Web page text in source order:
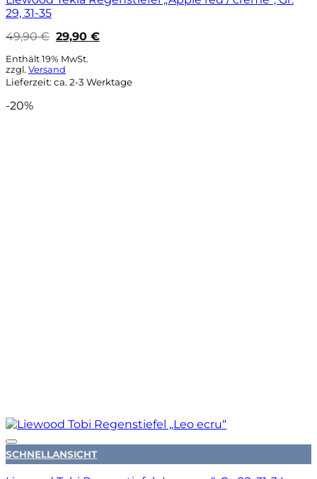
29, 31-35
49,90€ Ursprünglicher
Preis
war:
49,90 €
29,90 €Aktueller
Enthält 19% MwSt.
zzgl. Versand
Lieferzeit: ca. 2-3 Werktage
-20%
Auf die Wunschliste
SCHNELLANSICHT